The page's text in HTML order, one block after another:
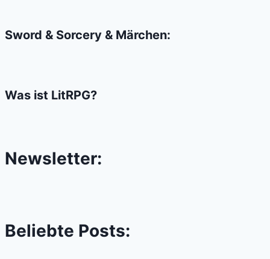
Sword & Sorcery & Märchen:
Was ist LitRPG?
Newsletter:
Beliebte Posts: